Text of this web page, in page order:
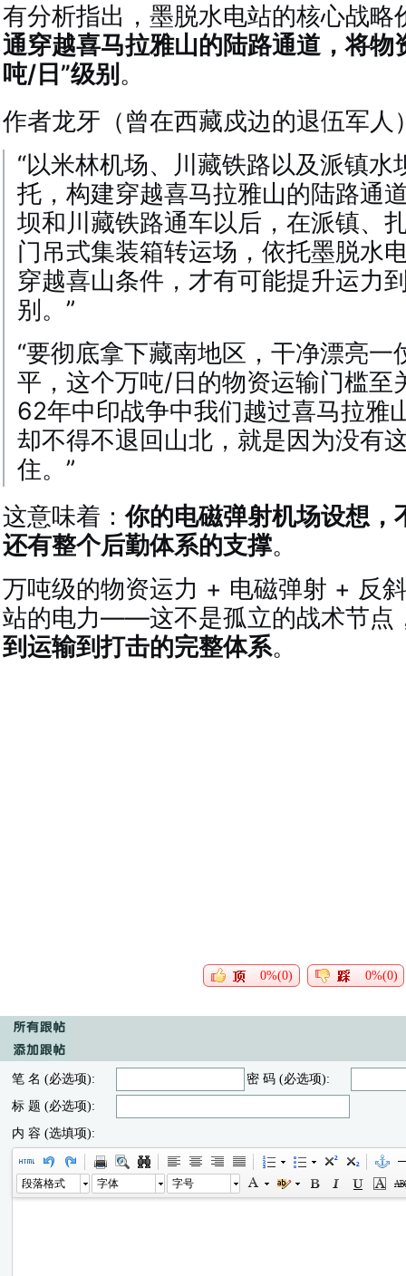
有分析指出，墨脱水电站的核心战略
通穿越喜马拉雅山的陆路通道，将物
吨/日”级别 。
作者龙牙（曾在西藏戍边的退伍军人
“以米林机场、川藏铁路以及派镇水
托，构建穿越喜马拉雅山的陆路通
坝和川藏铁路通车以后，在派镇、
门吊式集装箱转运场，依托墨脱水
穿越喜山条件，才有可能提升运力
别。”
“要彻底拿下藏南地区，干净漂亮一
平，这个万吨/日的物资运输门槛至
62年中印战争中我们越过喜马拉雅
却不得不退回山北，就是因为没有
住。”
这意味着：你的电磁弹射机场设想，
还有整个后勤体系的支撑。
万吨级的物资运力 + 电磁弹射 + 反
站的电力——这不是孤立的战术节点
到运输到打击的完整体系。
0%(0) 0%(0)
笔 名 (必选项):
密 码 (必选项):
标 题 (必选项):
内 容 (选填项):
段落格式 字体 字号